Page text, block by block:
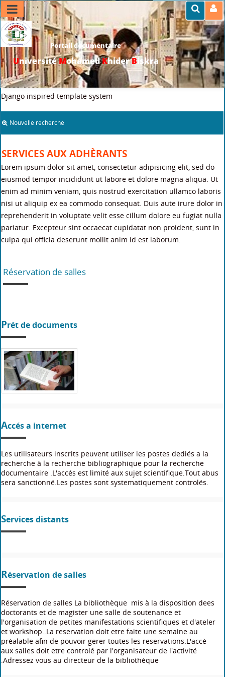
Portail documentaire
UniversitéMohamedKhiderBiskra
>>Accueil>Services aux adhèrants
Django inspired template system
Nouvelle recherche
SERVICES AUX ADHÈRANTS
Lorem ipsum dolor sit amet, consectetur adipisicing elit, sed do
eiusmod tempor incididunt ut labore et dolore magna aliqua. Ut
enim ad minim veniam, quis nostrud exercitation ullamco laboris
nisi ut aliquip ex ea commodo consequat. Duis aute irure dolor in
reprehenderit in voluptate velit esse cillum dolore eu fugiat nulla
pariatur. Excepteur sint occaecat cupidatat non proident, sunt in
culpa qui officia deserunt mollit anim id est laborum.
Réservation de salles
Prét de documents
Accés a internet
Les utilisateurs inscrits peuvent utiliser les postes dediés a la
recherche à la recherche bibliographique pour la recherche
documentaire .L'accés est limité aux sujet scientifique.Tout abus
sera sanctionné.Les postes sont systematiquement controlés.
Services distants
Réservation de salles
Réservation de salles La bibliothèque mis à la disposition dees
doctorants et de magister une salle de soutenance et
l'organisation de petites manifestations scientifiques et d'ateler
et workshop..La reservation doit etre faite une semaine au
préalable afin de pouvoir gerer toutes les reservations.L'accè
aux salles doit etre controlé par l'organisateur de l'activité
.Adressez vous au directeur de la bibliothèque